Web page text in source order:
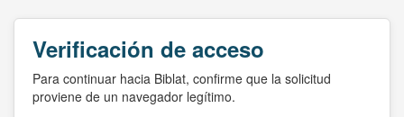
Verificación de acceso
Para continuar hacia Biblat, confirme que la solicitud
proviene de un navegador legítimo.